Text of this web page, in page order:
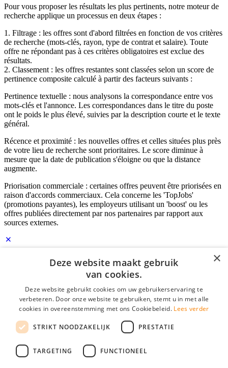
Pour vous proposer les résultats les plus pertinents, notre moteur de
recherche applique un processus en deux étapes :
1. Filtrage : les offres sont d'abord filtrées en fonction de vos critères
de recherche (mots-clés, rayon, type de contrat et salaire). Toute
offre ne répondant pas à ces critères obligatoires est exclue des
résultats.
2. Classement : les offres restantes sont classées selon un score de
pertinence composite calculé à partir des facteurs suivants :
Pertinence textuelle : nous analysons la correspondance entre vos
mots-clés et l'annonce. Les correspondances dans le titre du poste
ont le poids le plus élevé, suivies par la description courte et le texte
général.
Récence et proximité : les nouvelles offres et celles situées plus près
de votre lieu de recherche sont prioritaires. Le score diminue à
mesure que la date de publication s'éloigne ou que la distance
augmente.
Priorisation commerciale : certaines offres peuvent être priorisées en
raison d'accords commerciaux. Cela concerne les 'TopJobs'
(promotions payantes), les employeurs utilisant un 'boost' ou les
offres publiées directement par nos partenaires par rapport aux
sources externes.
Identifiant Employeur
Mot de passe
se souvenir de moi
mot de passe oublié?
Profil Employeur gratuit
×
Deze website maakt gebruik
van cookies.
Deze website gebruikt cookies om uw gebruikerservaring te
verbeteren. Door onze website te gebruiken, stemt u in met alle
cookies in overeenstemming met ons Cookiebeleid. Lees verder
STRIKT NOODZAKELIJK PRESTATIE
TARGETING FUNCTIONEEL